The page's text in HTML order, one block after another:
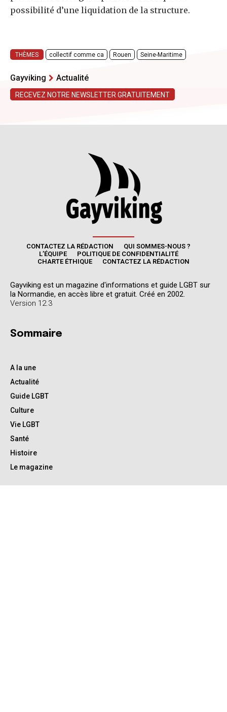
CONTACTEZ LA RÉDACTION
QUI SOMMES-NOUS ?
L’ÉQUIPE
POLITIQUE DE CONFIDENTIALITÉ
CHARTE ÉTHIQUE
CONTACTEZ LA RÉDACTION
Gayviking est un magazine d'informations et guide LGBT sur
la Normandie, en accès libre et gratuit. Créé en 2002.
Version 12.3
Sommaire
A la une
Actualité
Guide LGBT
Culture
Vie LGBT
Santé
Histoire
Le magazine